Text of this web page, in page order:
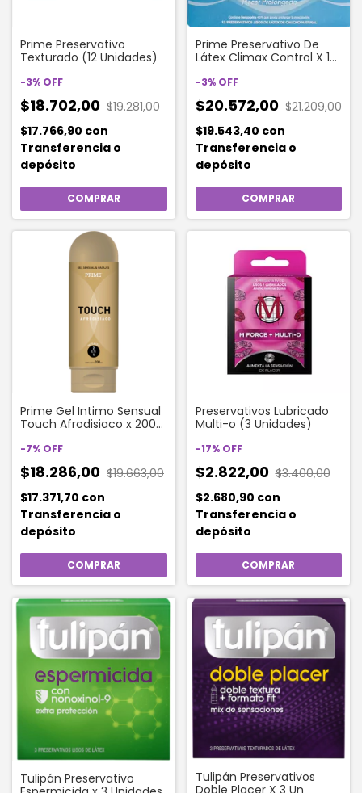
Prime Preservativo
Texturado (12 Unidades)
-3% OFF
$18.702,00 $19.281,00
$17.766,90 con
Transferencia o
depósito
Prime Preservativo De
Látex Climax Control X 12
-3% OFF
$20.572,00 $21.209,00
$19.543,40 con
Transferencia o
depósito
Prime Gel Intimo Sensual
Touch Afrodisiaco x 200
-7% OFF
$18.286,00 $19.663,00
$17.371,70 con
Transferencia o
depósito
Preservativos Lubricado
Multi-o (3 Unidades)
-17% OFF
$2.822,00 $3.400,00
$2.680,90 con
Transferencia o
depósito
Tulipán Preservativo
Tulipán Preservativos
Doble Placer X 3 Un